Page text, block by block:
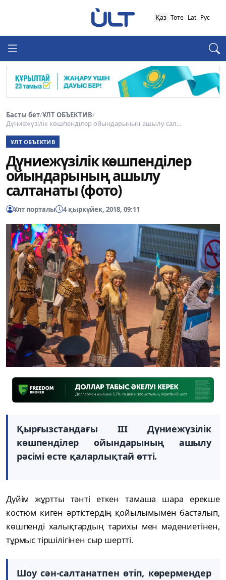
Қаз Төте Lat Рус
Басты бет/ҰЛТ ОБЪЕКТИВ/
Дүниежүзілік көшпенділер ойындарының ашылу сал...
ҰЛТ ОБЪЕКТИВ
Дүниежүзілік көшпенділер
ойындарының ашылу
салтанаты (фото)
Ұлт порталы 4 қыркүйек, 2018, 09:11
Қырғызстандағы III Дүниежүзілік
көшпенділер ойындарының ашылу
рәсімі есте қаларлықтай өтті.
Дүйім жұртты тәнті еткен тамаша шара ерекше
костюм киген әртістердің қойылымымен басталып,
көшпенді халықтардың тарихы мен мәдениетінен,
тұрмыс тіршілігінен сыр шертті.
Шоу сән-салтанатпен өтіп, көрермендер